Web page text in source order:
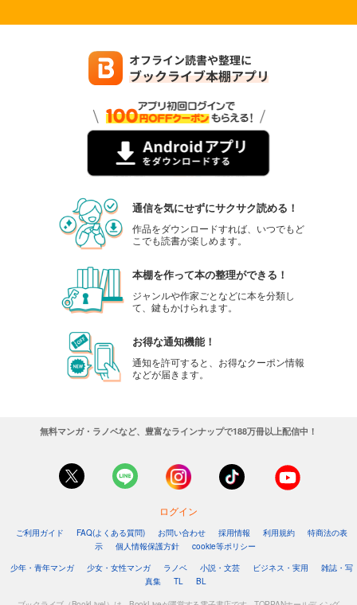
通信を気にせずにサクサク読める！
作品をダウンロードすれば、いつでもど
こでも読書が楽しめます。
本棚を作って本の整理ができる！
ジャンルや作家ごとなどに本を分類し
て、鍵もかけられます。
お得な通知機能！
通知を許可すると、お得なクーポン情報
などが届きます。
無料マンガ・ラノベなど、豊富なラインナップで188万冊以上配信中！
ログイン
ご利用ガイド FAQ(よくある質問) お問い合わせ 採用情報 利用規約
特商法の表
示
個人情報保護方針
cookie等ポリシー
少年・青年マンガ
少女・女性マンガ ラノベ 小説・文芸 ビジネス・実用
雑誌・写
真集
TL BL